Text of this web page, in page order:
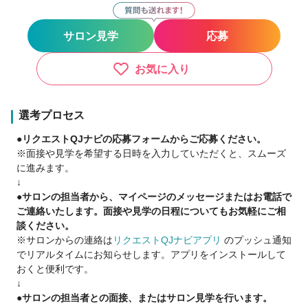
間に合わせてプライベートの充実も可能です。
正社員では社保完備、育休手当など、どんな方でも安心して長
く働くための福利厚生が充実★
子育て美容師も多数在籍！時給1100円（地域により異なる）
2023年も各地に続々出店中‼️
一人一人に合わせて柔軟な働き方も相談可能です。
何か質問や相談があればお気軽にご相談ください★
LINE :@373gegnw
メール:freedomjapantw.2017@gmail.com
サロン見学 応募
お気に入り
選考プロセス
●リクエストQJナビの応募フォームからご応募ください。
※面接や見学を希望する日時を入力していただくと、スムーズ
に進みます。
↓
●サロンの担当者から、マイページのメッセージまたはお電話で
ご連絡いたします。面接や見学の日程についてもお気軽にご相
談ください。
※サロンからの連絡は リクエストQJナビアプリ のプッシュ通知
でリアルタイムにお知らせします。アプリをインストールして
おくと便利です。
↓
●サロンの担当者との面接、またはサロン見学を行います。